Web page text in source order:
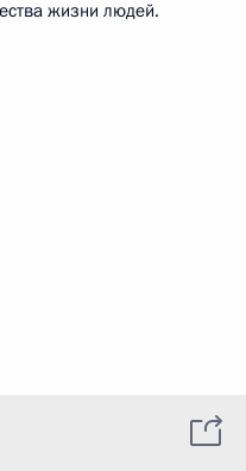
жизни людей.